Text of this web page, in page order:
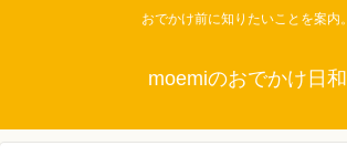
おでかけ前に知りたいことを案内。
moemiのおでかけ日和